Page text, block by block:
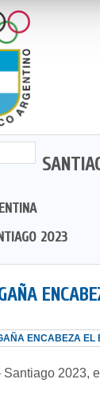
2023
Santiago 2023,